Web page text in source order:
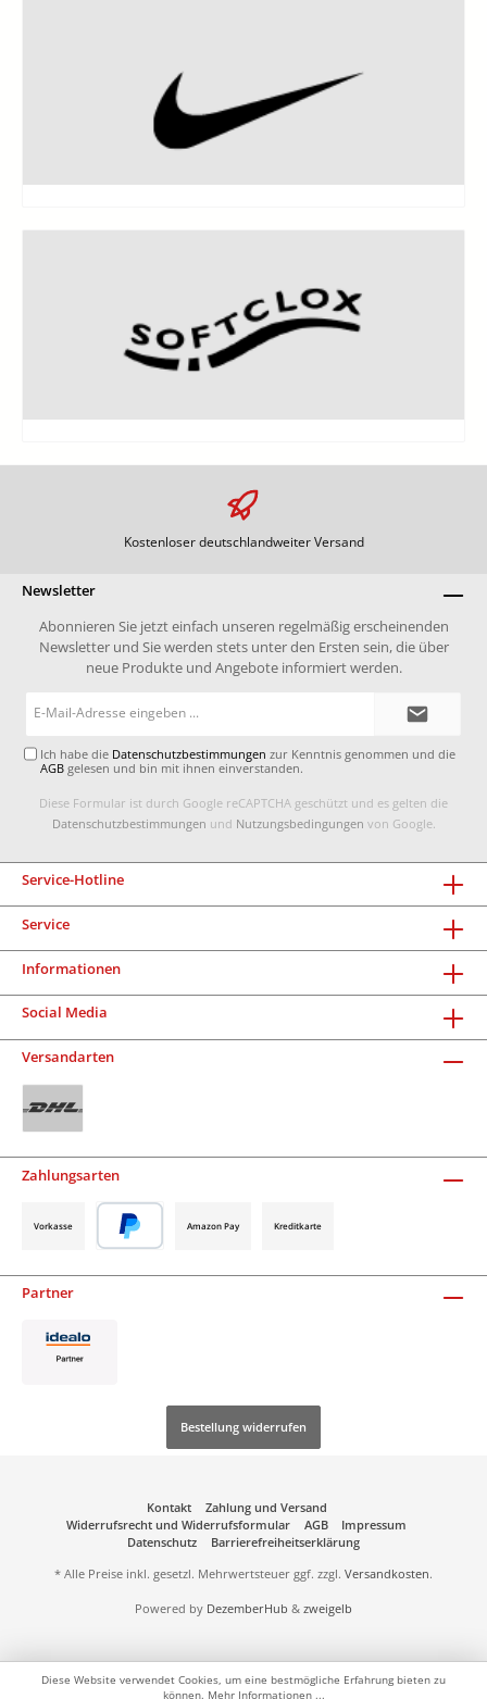
Kostenloser deutschlandweiter Versand
Newsletter
Abonnieren Sie jetzt einfach unseren regelmäßig erscheinenden
Newsletter und Sie werden stets unter den Ersten sein, die über
neue Produkte und Angebote informiert werden.
Ich habe die Datenschutzbestimmungen zur Kenntnis genommen und die
AGB gelesen und bin mit ihnen einverstanden.
Diese Formular ist durch Google reCAPTCHA geschützt und es gelten die
Datenschutzbestimmungen und Nutzungsbedingungen von Google.
Service-Hotline
Service
Informationen
Social Media
Versandarten
Zahlungsarten
Vorkasse Amazon Pay Kreditkarte
Partner
Bestellung widerrufen
Kontakt
Zahlung und Versand
Widerrufsrecht und Widerrufsformular
AGB
Impressum
Datenschutz
Barrierefreiheitserklärung
* Alle Preise inkl. gesetzl. Mehrwertsteuer ggf. zzgl. Versandkosten.
Powered by DezemberHub & zweigelb
Diese Website verwendet Cookies, um eine bestmögliche Erfahrung bieten zu
können. Mehr Informationen ...